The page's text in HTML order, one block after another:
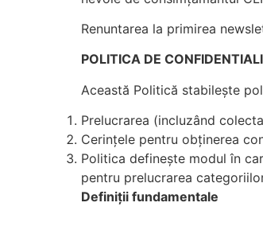
Renuntarea la primirea
POLITICA DE
Această Politică stabilește
Prelucrarea (incluzând
Cerințele pentru obținerea
Politica definește modul în
pentru prelucrarea
Definiții fundamentale